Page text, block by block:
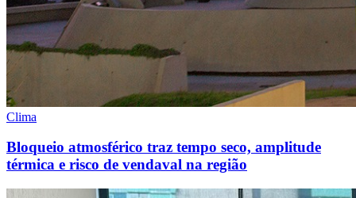
Clima
Bloqueio atmosférico traz tempo seco, amplitude
térmica e risco de vendaval na região